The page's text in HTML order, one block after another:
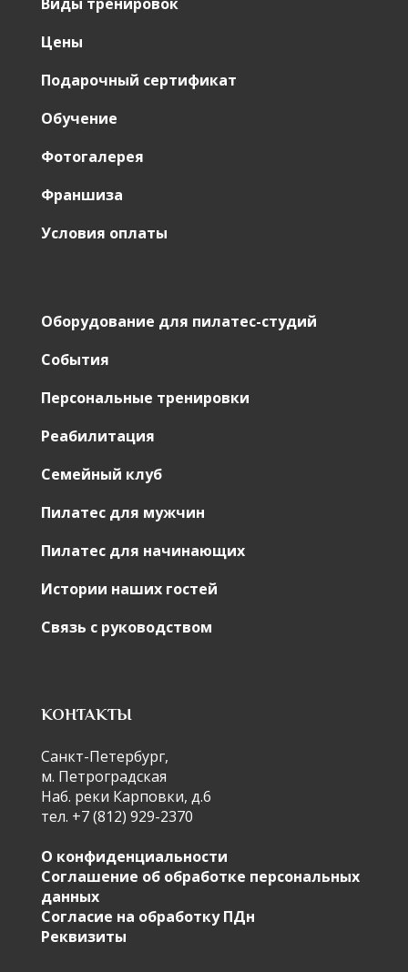
Цены
Подарочный сертификат
Обучение
Фотогалерея
Франшиза
Условия оплаты
Оборудование для пилатес-студий
События
Персональные тренировки
Реабилитация
Семейный клуб
Пилатес для мужчин
Пилатес для начинающих
Истории наших гостей
Связь с руководством
КОНТАКТЫ
Санкт-Петербург,
м. Петроградская
Наб. реки Карповки, д.6
тел. +7 (812) 929-2370
О конфиденциальности
Соглашение об обработке персональных
данных
Согласие на обработку ПДн
Реквизиты